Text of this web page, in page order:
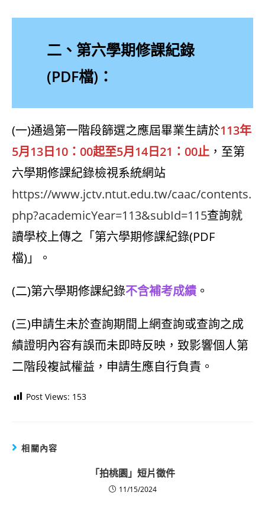
二、第六學期修課紀錄
(PDF檔)：
(一)通過第一階段篩選之應屆畢業生請於113年
5月13日10：00起至5月14日21：00止 ，至第
六學期修課紀錄檢視系統網站
https://www.jctv.ntut.edu.tw/caac/contents.
php?academicYear=113&subId=115查詢就
讀學校上傳之「第六學期修課紀錄(PDF
檔)」。
(二)第六學期修課紀錄不含補考成績 。
(三)申請生未於查詢期間上網查詢或查詢之成
績證明內容有誤而未即時反映，致影響個人第
二階段複試權益，申請生應自行負責。
Post Views: 153
相關內容
「拍桃園」短片徵件
11/15/2024